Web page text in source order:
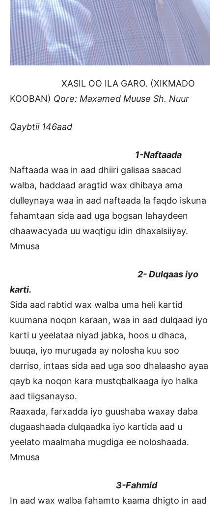
XASIL OO ILA GARO. (XIKMADO
KOOBAN) Qore: Maxamed Muuse Sh. Nuur
Qaybtii 146aad
1-Naftaada
Naftaada waa in aad dhiiri galisaa saacad
walba, haddaad aragtid wax dhibaya ama
dulleynaya waa in aad naftaada la faqdo iskuna
fahamtaan sida aad uga bogsan lahaydeen
dhaawacyada uu waqtigu idin dhaxalsiiyay.
Mmusa
2- Dulqaas iyo
karti.
Sida aad rabtid wax walba uma heli kartid
kuumana noqon karaan, waa in aad dulqaad iyo
karti u yeelataa niyad jabka, hoos u dhaca,
buuqa, iyo murugada ay nolosha kuu soo
darriso, intaas sida aad uga soo dhalaasho ayaa
qayb ka noqon kara mustqbalkaaga iyo halka
aad tiigsanayso.
Raaxada, farxadda iyo guushaba waxay daba
dugaashaada dulqaadka iyo kartida aad u
yeelato maalmaha mugdiga ee noloshaada.
Mmusa
3-Fahmid
In aad wax walba fahamto kaama dhigto in aad